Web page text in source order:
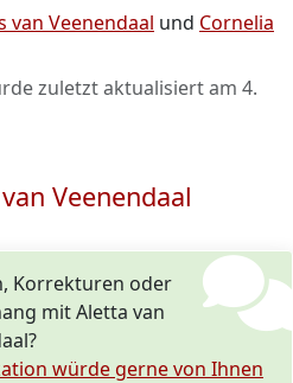
van Veenendaal und Cornelia
zuletzt aktualisiert am 4.
Veenendaal
Korrekturen oder
mit Aletta van
würde gerne von Ihnen